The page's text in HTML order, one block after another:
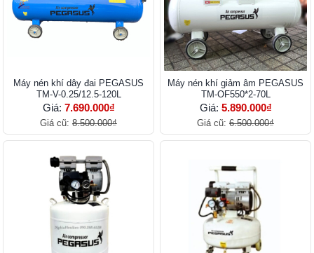
Máy nén khí dây đai PEGASUS
TM-V-0.25/12.5-120L
Giá: 7.690.000₫
Giá cũ: 8.500.000₫
Máy nén khí giảm âm PEGASUS
TM-OF550*2-70L
Giá: 5.890.000₫
Giá cũ: 6.500.000₫